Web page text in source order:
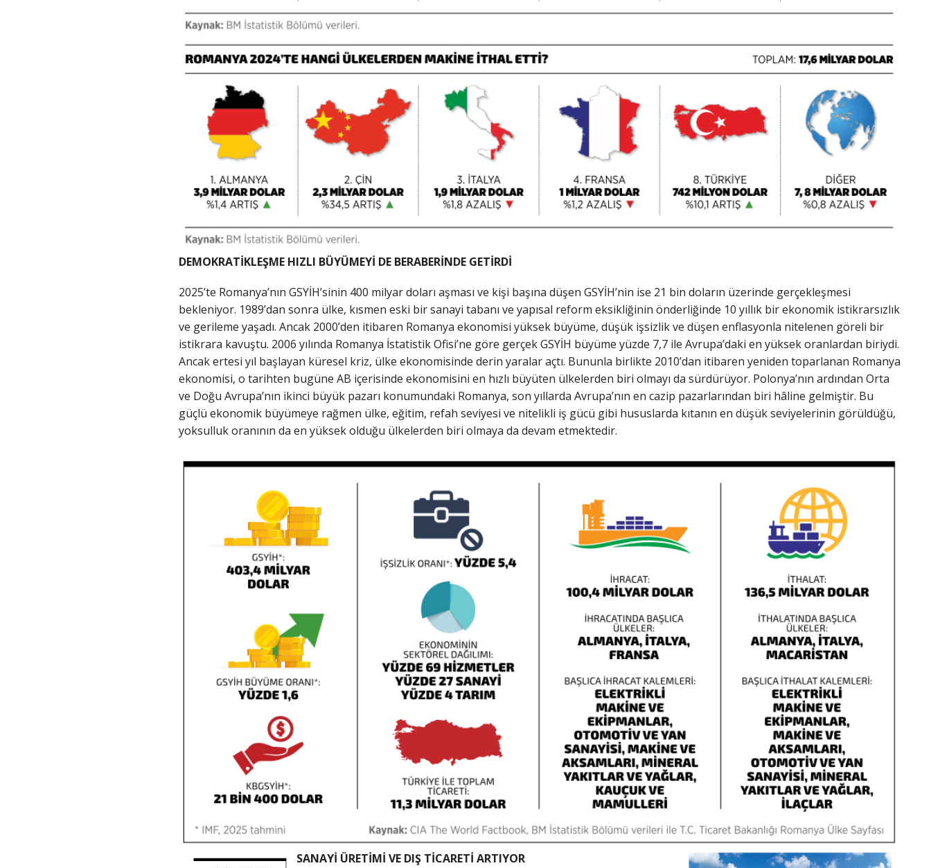
DEMOKRATİKLEŞME HIZLI BÜYÜMEYİ DE BERABERİNDE GETİRDİ
2025’te Romanya’nın GSYİH’sinin 400 milyar doları aşması ve kişi başına düşen GSYİH’nin ise 21 bin doların üzerinde gerçekleşmesi
bekleniyor. 1989’dan sonra ülke, kısmen eski bir sanayi tabanı ve yapısal reform eksikliğinin önderliğinde 10 yıllık bir ekonomik istikrarsızlık
ve gerileme yaşadı. Ancak 2000’den itibaren Romanya ekonomisi yüksek büyüme, düşük işsizlik ve düşen enflasyonla nitelenen göreli bir
istikrara kavuştu. 2006 yılında Romanya İstatistik Ofisi’ne göre gerçek GSYİH büyüme yüzde 7,7 ile Avrupa’daki en yüksek oranlardan biriydi.
Ancak ertesi yıl başlayan küresel kriz, ülke ekonomisinde derin yaralar açtı. Bununla birlikte 2010’dan itibaren yeniden toparlanan Romanya
ekonomisi, o tarihten bugüne AB içerisinde ekonomisini en hızlı büyüten ülkelerden biri olmayı da sürdürüyor. Polonya’nın ardından Orta
ve Doğu Avrupa’nın ikinci büyük pazarı konumundaki Romanya, son yıllarda Avrupa’nın en cazip pazarlarından biri hâline gelmiştir. Bu
güçlü ekonomik büyümeye rağmen ülke, eğitim, refah seviyesi ve nitelikli iş gücü gibi hususlarda kıtanın en düşük seviyelerinin görüldüğü,
yoksulluk oranının da en yüksek olduğu ülkelerden biri olmaya da devam etmektedir.
SANAYİ ÜRETİMİ VE DIŞ TİCARETİ ARTIYOR